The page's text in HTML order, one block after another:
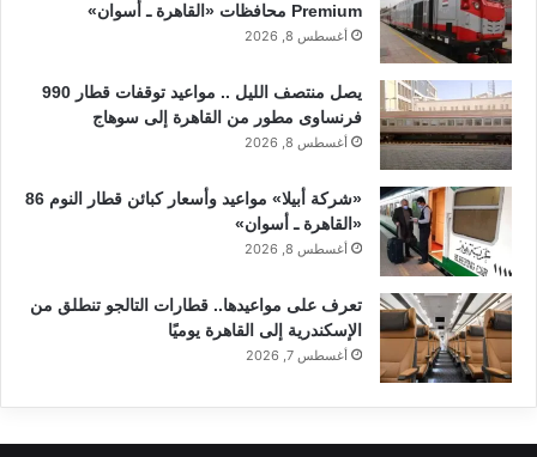
Premium محافظات «القاهرة ـ أسوان»
أغسطس 8, 2026
يصل منتصف الليل .. مواعيد توقفات قطار 990
فرنساوى مطور من القاهرة إلى سوهاج
أغسطس 8, 2026
«شركة أبيلا» مواعيد وأسعار كبائن قطار النوم 86
«القاهرة ـ أسوان»
أغسطس 8, 2026
تعرف على مواعيدها.. قطارات التالجو تنطلق من
الإسكندرية إلى القاهرة يوميًا
أغسطس 7, 2026